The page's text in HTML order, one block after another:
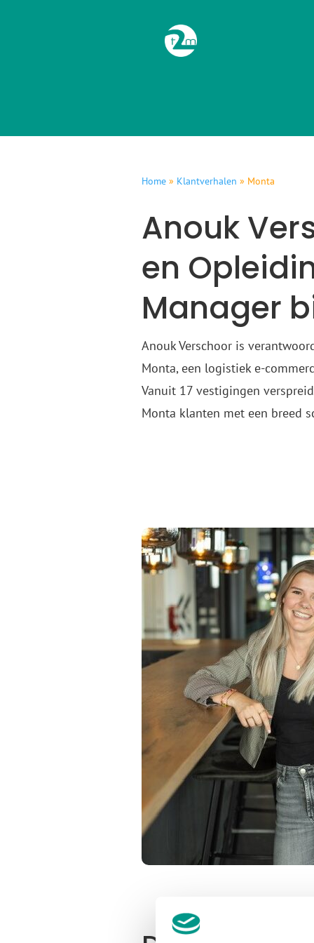
Home» Klantverhalen » Monta
Anouk
en
Manager
Anouk Verschoor is
Monta, een logistiek e-
Vanuit 17 vestigingen
Monta klanten met een breed